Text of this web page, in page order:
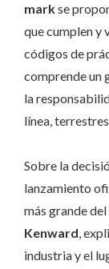
markse
que cumplen y
códigos de
comprende un
la
línea,
Sobre la
lanzamiento
más grande
Kenward,
industria y el